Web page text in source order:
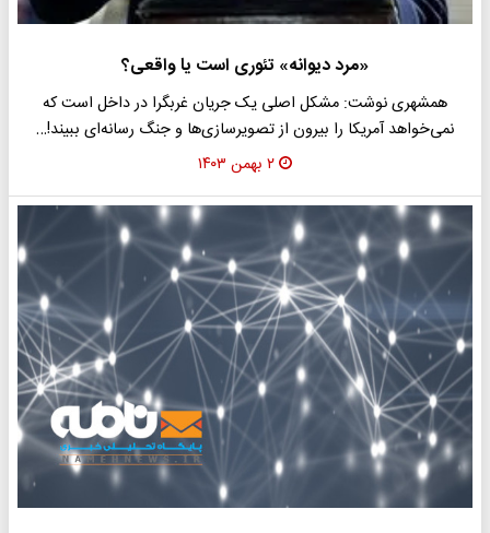
«مرد دیوانه» تئوری است یا واقعی؟
همشهری نوشت: مشکل اصلی یک جریان غربگرا در داخل است که‌
نمی‌خواهد آمریکا را بیرون از تصویرسازی‌ها و جنگ رسانه‌ای ببیند!…
۲ بهمن ۱۴۰۳